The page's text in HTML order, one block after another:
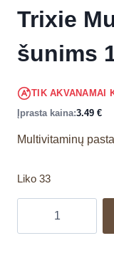
Trixie
šunims
TIK AKVANAMAI
Įprasta kaina:3.49 €
Multivitaminų
Liko 33